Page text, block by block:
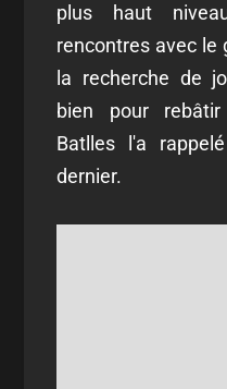
plus haut
rencontres avec le
la recherche de
bien pour
Batlles l'a
dernier.